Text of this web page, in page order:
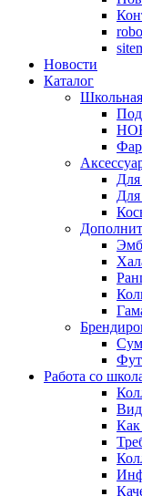
Новости
Каталог
Для
Для
Работа со